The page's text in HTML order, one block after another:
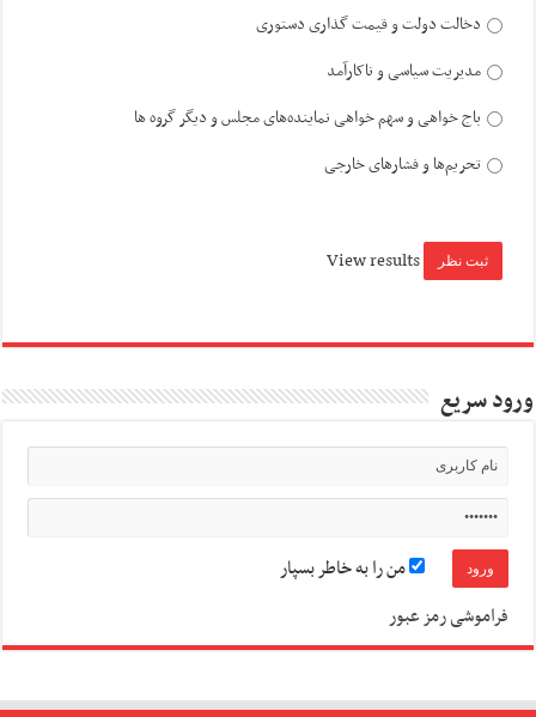
دخالت دولت و قیمت گذاری دستوری
مدیریت سیاسی و ناکارآمد
باج خواهی و سهم خواهی نماینده‌های مجلس و دیگر گروه ها
تحریم‌ها و فشارهای خارجی
View results
ورود سریع
من را به خاطر بسپار
فراموشی رمز عبور